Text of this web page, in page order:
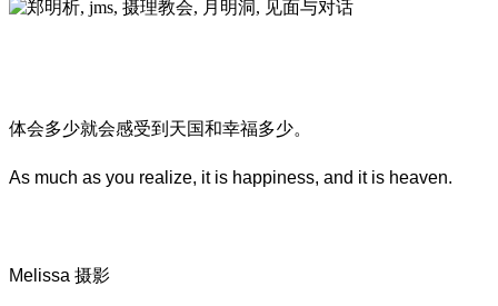
体会多少就会感受到天国和幸福多少。
As much as you realize, it is happiness, and it is heaven.
Melissa 摄影